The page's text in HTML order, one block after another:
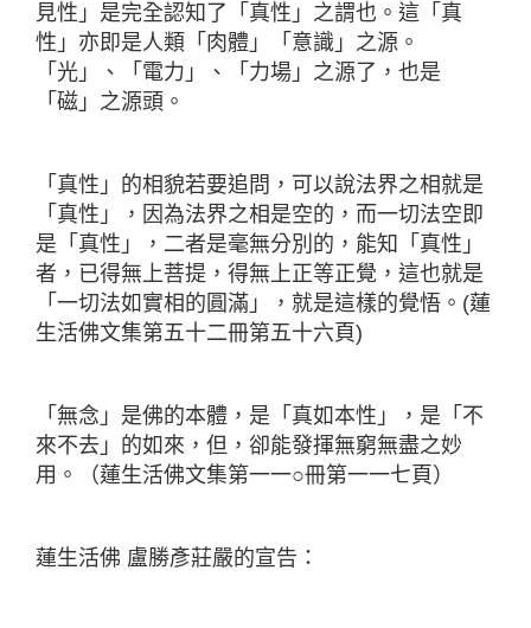
見性」是完全認知了「真性」之謂也。這「真
性」亦即是人類「肉體」「意識」之源。
「光」、「電力」、「力場」之源了，也是
「磁」之源頭。
「真性」的相貌若要追問，可以說法界之相就是
「真性」，因為法界之相是空的，而一切法空即
是「真性」，二者是毫無分別的，能知「真性」
者，已得無上菩提，得無上正等正覺， 這也就是
「一切法如實相的圓滿」，就是這樣的覺悟。(蓮
生活佛文集第五十二冊第五十六頁)
「無念」是佛的本體，是「真如本性」，是「不
來不去」的如來，但，卻能發揮無窮無盡之妙
用。（蓮生活佛文集第一一○冊第一一七頁）
蓮生活佛 盧勝彥莊嚴的宣告：